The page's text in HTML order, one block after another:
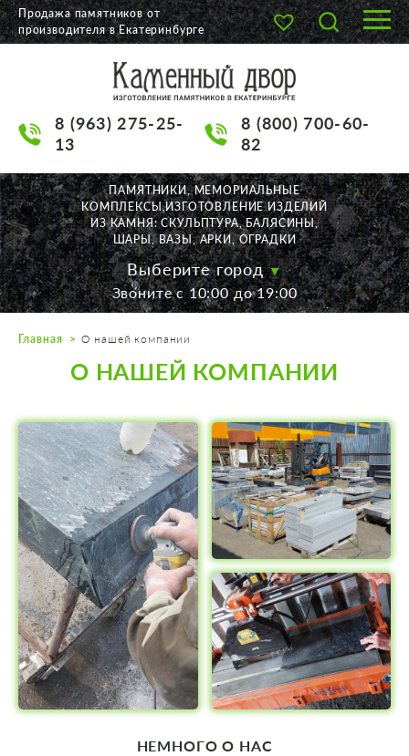
О КОМПАНИИ
НАШИ РАБОТЫ
АКЦИИ
ДОСТАВКА
КОНТАКТЫ
K2532513@yandex.ru
Пн. — Пт. с 10:00 до 19:00
Продажа памятников от
производителя в Екатеринбурге
8 (963) 275-25-
13
8 (800) 700-60-
82
ПАМЯТНИКИ, МЕМОРИАЛЬНЫЕ
КОМПЛЕКСЫ,ИЗГОТОВЛЕНИЕ ИЗДЕЛИЙ
ИЗ КАМНЯ: СКУЛЬПТУРА, БАЛЯСИНЫ,
ШАРЫ, ВАЗЫ, АРКИ, ОГРАДКИ
Выберите город
Звоните с 10:00 до 19:00
Главная О нашей компании
О НАШЕЙ КОМПАНИИ
НЕМНОГО О НАС